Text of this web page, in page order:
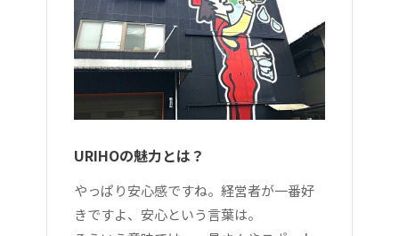
URIHOの魅力とは？
やっぱり安心感ですね。経営者が一番好
きですよ、安心という言葉は。